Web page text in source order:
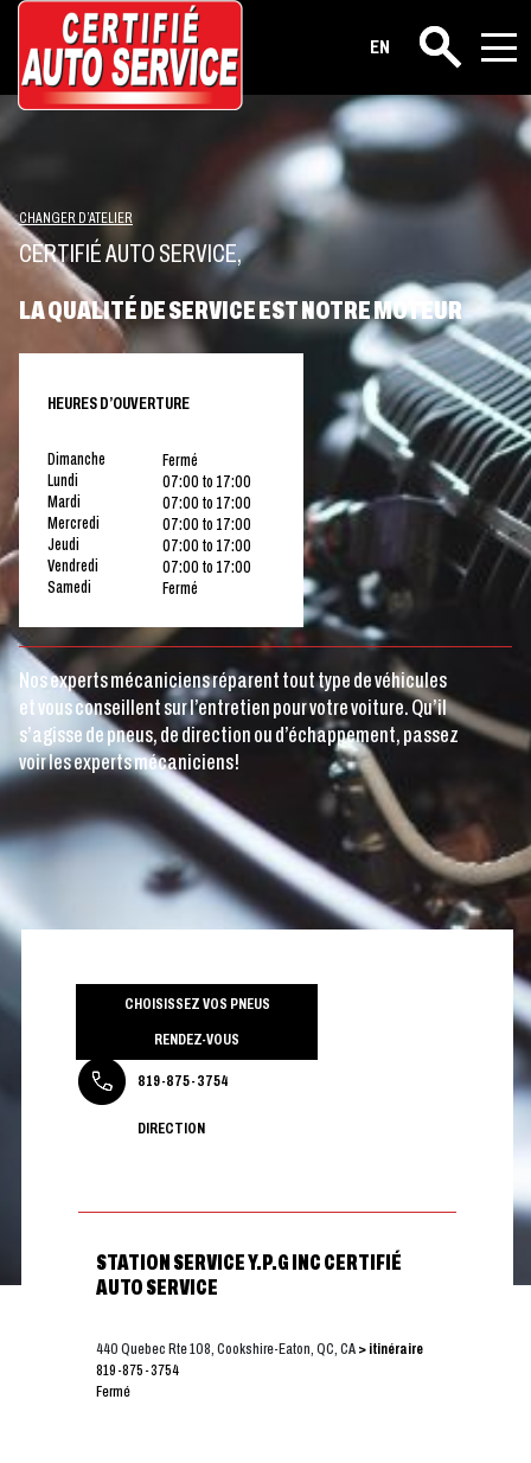
EN Rechercher
CHANGER D’ATELIER
CERTIFIÉ AUTO SERVICE,
LA QUALITÉ DE SERVICE EST NOTRE MOTEUR
HEURES D’OUVERTURE
Dimanche
Fermé
Lundi
07:00 to 17:00
Mardi
07:00 to 17:00
Mercredi
07:00 to 17:00
Jeudi
07:00 to 17:00
Vendredi
07:00 to 17:00
Samedi
Fermé
Nos experts mécaniciens réparent tout type de véhicules
et vous conseillent sur l’entretien pour votre voiture. Qu’il
s’agisse de pneus, de direction ou d’échappement, passez
voir les experts mécaniciens!
CHOISISSEZ VOS PNEUS
RENDEZ-VOUS
819-875-3754
DIRECTION
STATION SERVICE Y.P.G INC CERTIFIÉ
AUTO SERVICE
440 Quebec Rte 108, Cookshire-Eaton, QC, CA > itinéraire
819-875-3754
Fermé